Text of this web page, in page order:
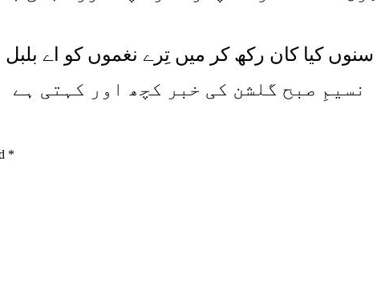
سنوں کیا کان رکھ کر میں تِرے نغموں کو اے بلبل
نسیمِ صبح گلشن کی خبر کچھ اور کہتی ہے
*